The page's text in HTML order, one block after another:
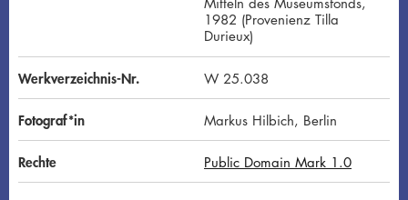
1982 (Provenienz Tilla
Durieux)
Werkverzeichnis-Nr. W 25.038
Fotograf*in Markus Hilbich, Berlin
Rechte Public Domain Mark 1.0